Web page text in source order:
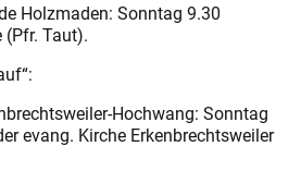
Holzmaden: Sonntag 9.30
Taut).
Hochwang: Sonntag
evang. Kirche Erkenbrechtsweiler